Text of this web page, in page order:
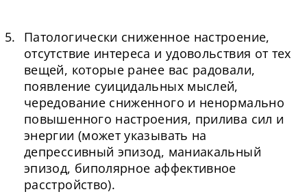
Патологически сниженное настроение,
отсутствие интереса и удовольствия от тех
вещей, которые ранее вас радовали,
появление суицидальных мыслей,
чередование сниженного и ненормально
повышенного настроения, прилива сил и
энергии (может указывать на
депрессивный эпизод, маниакальный
эпизод, биполярное аффективное
расстройство).